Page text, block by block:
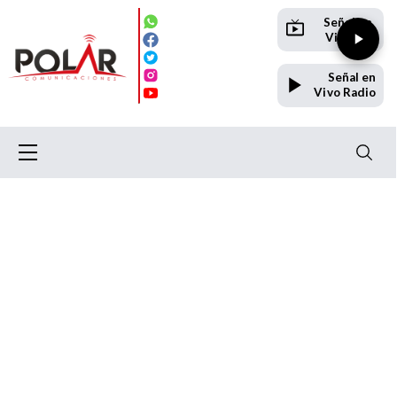
Señal en
Vivo TV
Señal en
Vivo Radio